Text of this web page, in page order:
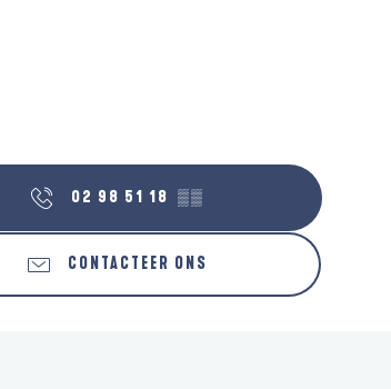
02 98 51 18 ▒▒
CONTACTEER ONS